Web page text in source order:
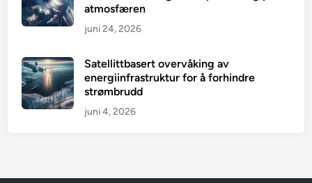
atmosfæren
juni 24, 2026
Satellittbasert overvåking av
energiinfrastruktur for å forhindre
strømbrudd
juni 4, 2026